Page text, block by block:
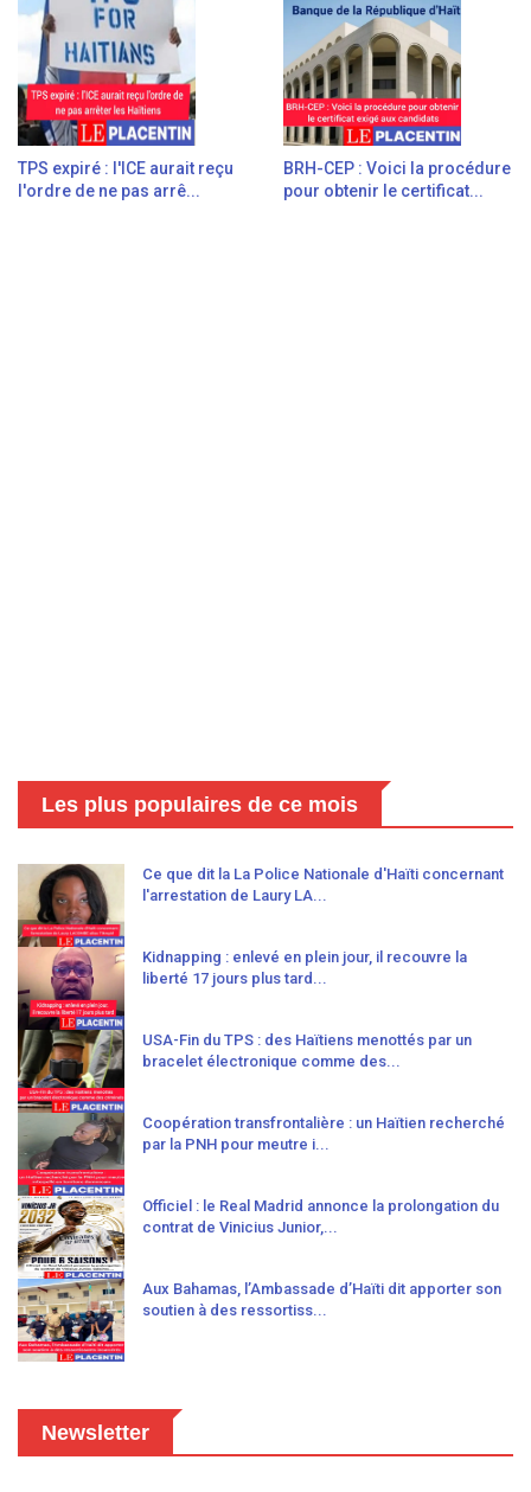
TPS expiré : l'ICE aurait reçu
l'ordre de ne pas arrê...
BRH-CEP : Voici la procédure
pour obtenir le certificat...
Les plus populaires de ce mois
Ce que dit la La Police Nationale d'Haïti concernant
l'arrestation de Laury LA...
Kidnapping : enlevé en plein jour, il recouvre la
liberté 17 jours plus tard...
USA-Fin du TPS : des Haïtiens menottés par un
bracelet électronique comme des...
Coopération transfrontalière : un Haïtien recherché
par la PNH pour meutre i...
Officiel : le Real Madrid annonce la prolongation du
contrat de Vinicius Junior,...
Aux Bahamas, l’Ambassade d’Haïti dit apporter son
soutien à des ressortiss...
Newsletter